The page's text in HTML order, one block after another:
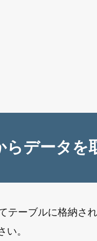
らデータを
テーブルに格納さ
い。